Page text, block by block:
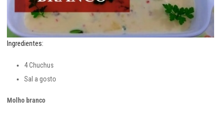
Ingredientes:
4 Chuchus
Sal a gosto
Molho branco